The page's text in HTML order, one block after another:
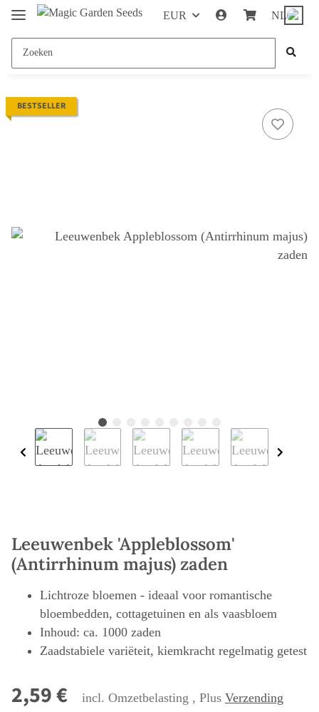
EUR NL
BESTSELLER
Leeuwenbek 'Appleblossom'
(Antirrhinum majus) zaden
Lichtroze bloemen - ideaal voor romantische
bloembedden, cottagetuinen en als vaasbloem
Inhoud: ca. 1000 zaden
Zaadstabiele variëteit, kiemkracht regelmatig getest
2,59 € incl. Omzetbelasting , Plus Verzending